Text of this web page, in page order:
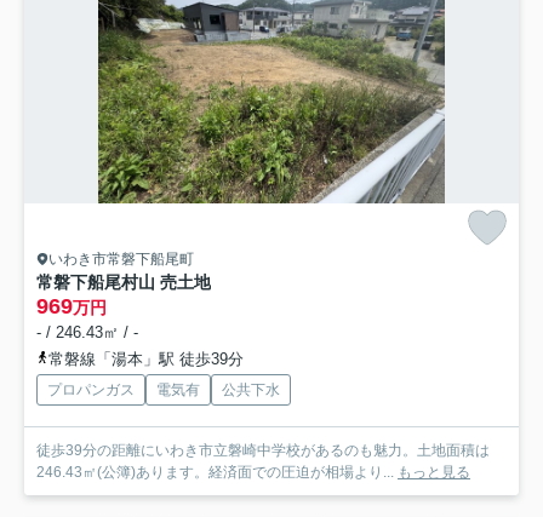
いわき市常磐下船尾町
常磐下船尾村山 売土地
969万円
- / 246.43㎡ / -
常磐線「湯本」駅 徒歩39分
プロパンガス 電気有 公共下水
徒歩39分の距離にいわき市立磐崎中学校があるのも魅力。土地面積は
246.43㎡(公簿)あります。経済面での圧迫が相場より...
もっと見る